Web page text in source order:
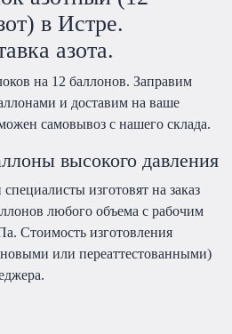
в Истре.
азота.
на 12 баллонов. Заправим
и доставим на ваше
самовывоз с нашего склада.
высокого давления
изготовят на заказ
любого объема с рабочим
Стоимость изготовления
или переаттестованными)